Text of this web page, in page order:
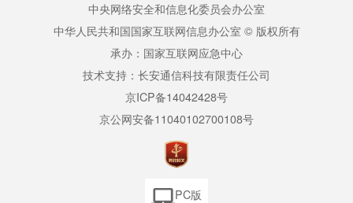
中央网络安全和信息化委员会办公室
中华人民共和国国家互联网信息办公室 © 版权所有
承办：国家互联网应急中心
技术支持：长安通信科技有限责任公司
京ICP备14042428号
京公网安备11040102700108号
PC版